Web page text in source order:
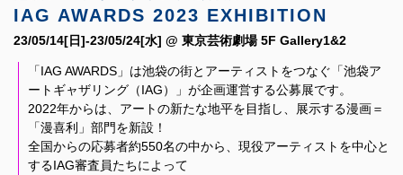
IAG AWARDS 2023 EXHIBITION
23/05/14[日]-23/05/24[水] @ 東京芸術劇場 5F Gallery1&2
「IAG AWARDS」は池袋の街とアーティストをつなぐ「池袋ア
ートギャザリング（IAG）」が企画運営する公募展です。
2022年からは、アートの新たな地平を目指し、展示する漫画＝
「漫喜利」部門を新設！
全国からの応募者約550名の中から、現役アーティストを中心と
するIAG審査員たちによって